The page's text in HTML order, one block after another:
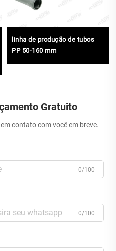
linha de produção de tubos
PP 50-160 mm
Gratuito
contato com você em breve.
0/100
0/100